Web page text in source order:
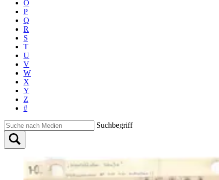
O
P
Q
R
S
T
U
V
W
X
Y
Z
#
Suchbegriff